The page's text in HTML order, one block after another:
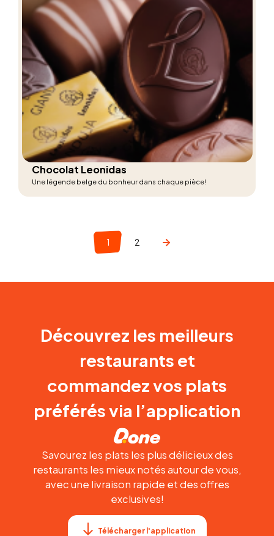
Chocolat Leonidas
Une légende belge du bonheur dans chaque pièce!
1 2
Découvrez les meilleurs
restaurants et
commandez vos plats
préférés via l’application
Savourez les plats les plus délicieux des
restaurants les mieux notés autour de vous,
avec une livraison rapide et des offres
exclusives!
Télécharger l'application